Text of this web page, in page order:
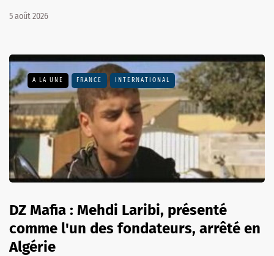
5 août 2026
A LA UNE FRANCE INTERNATIONAL
DZ Mafia : Mehdi Laribi, présenté
comme l'un des fondateurs, arrêté en
Algérie